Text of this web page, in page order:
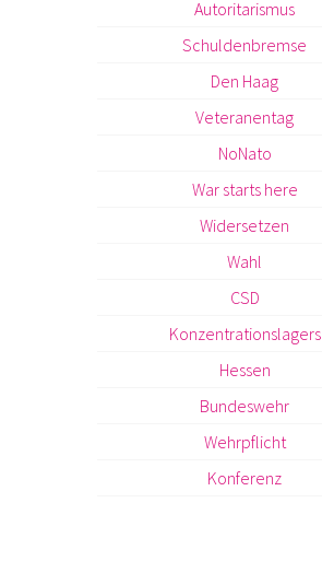
Autoritarismus
Schuldenbremse
Den Haag
Veteranentag
NoNato
War starts here
Widersetzen
Wahl
CSD
Konzentrationslagers
Hessen
Bundeswehr
Wehrpflicht
Konferenz